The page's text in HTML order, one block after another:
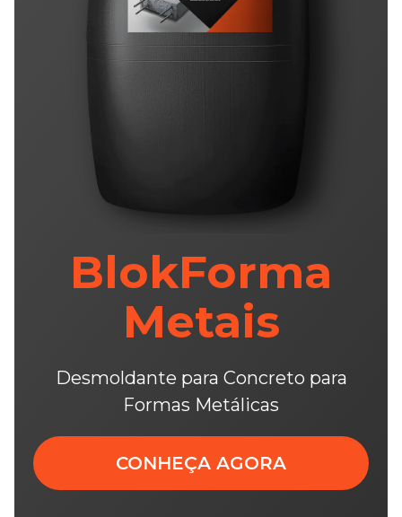
BlokForma
Metais
Desmoldante para Concreto para
Formas Metálicas
CONHEÇA AGORA